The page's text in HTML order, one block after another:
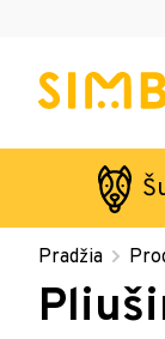
Pradžia